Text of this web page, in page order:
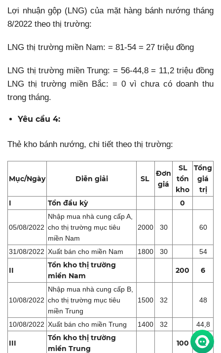
Lợi nhuận gộp (LNG) của mặt hàng bánh nướng tháng
8/2022 theo thị trường:
LNG thị trường miền Nam: = 81-54 = 27 triệu đồng
LNG thị trường miền Trung: = 56-44,8 = 11,2 triệu đồng
LNG thị trường miền Bắc: = 0 vì chưa có doanh thu
trong tháng.
Yêu cầu 4:
Thẻ kho bánh nướng, chi tiết theo thị trường:
Mục/Ngày Diễn giải SL
Đơn
giá
SL
tồn
kho
Tổng
giá
trị
I
Tồn đầu kỳ 0
05/08/2022
Nhập mua nhà cung cấp A,
cho thị trường mục tiêu
miền Nam
2000 30 60
31/08/2022 Xuất bán cho miền Nam 1800 30 54
II
Tồn kho thị trường
miền Nam
200 6
10/08/2022
Nhập mua nhà cung cấp B,
cho thị trường mục tiêu
miền Trung
1500 32 48
10/08/2022 Xuất bán cho miền Trung 1400 32 44,8
III
Tồn kho thị trường
miền Trung
100 3,2